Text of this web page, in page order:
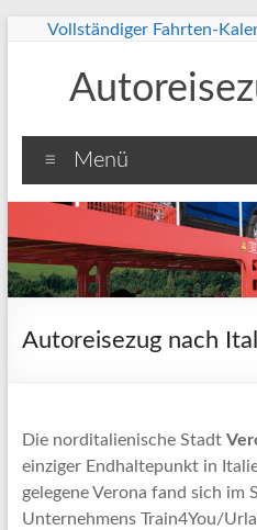
Vollständiger Fahrten-
Menü
Autoreisezug nach
Die norditalienische Stadt
einziger Endhaltepunkt in
gelegene Verona fand sich im
Unternehmens Train4You/